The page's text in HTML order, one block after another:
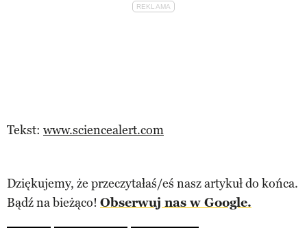
Tekst: www.sciencealert.com
Dziękujemy, że przeczytałaś/eś nasz artykuł do końca.
Bądź na bieżąco! Obserwuj nas w Google.